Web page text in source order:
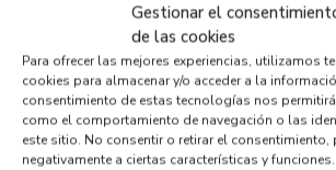
Gestionar el
de las cookies
Para ofrecer las mejores experiencias, utilizamos
cookies para almacenar y/o acceder a la
consentimiento de estas tecnologías nos
como el comportamiento de navegación o las
este sitio. No consentir o retirar el consentimiento,
negativamente a ciertas características y funciones.
Productos relacionados
INYECTOR 5U3Q-9K546-AA
Recambios JAGUAR X-TYPE ESTATE